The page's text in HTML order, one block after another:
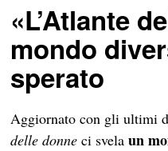
«L’Atlante
mondo
sperato
Aggiornato con gli ultimi
delle donne ci svelaun